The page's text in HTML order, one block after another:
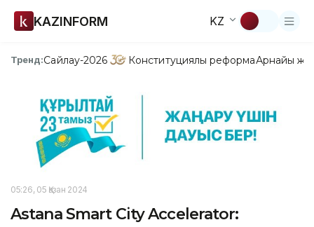
KAZINFORM KZ
Тренд:Сайлау-2026 Конституциялық реформаАрнайы
05:26, 05 Қазан 2024
Astana Smart City Accelerator: